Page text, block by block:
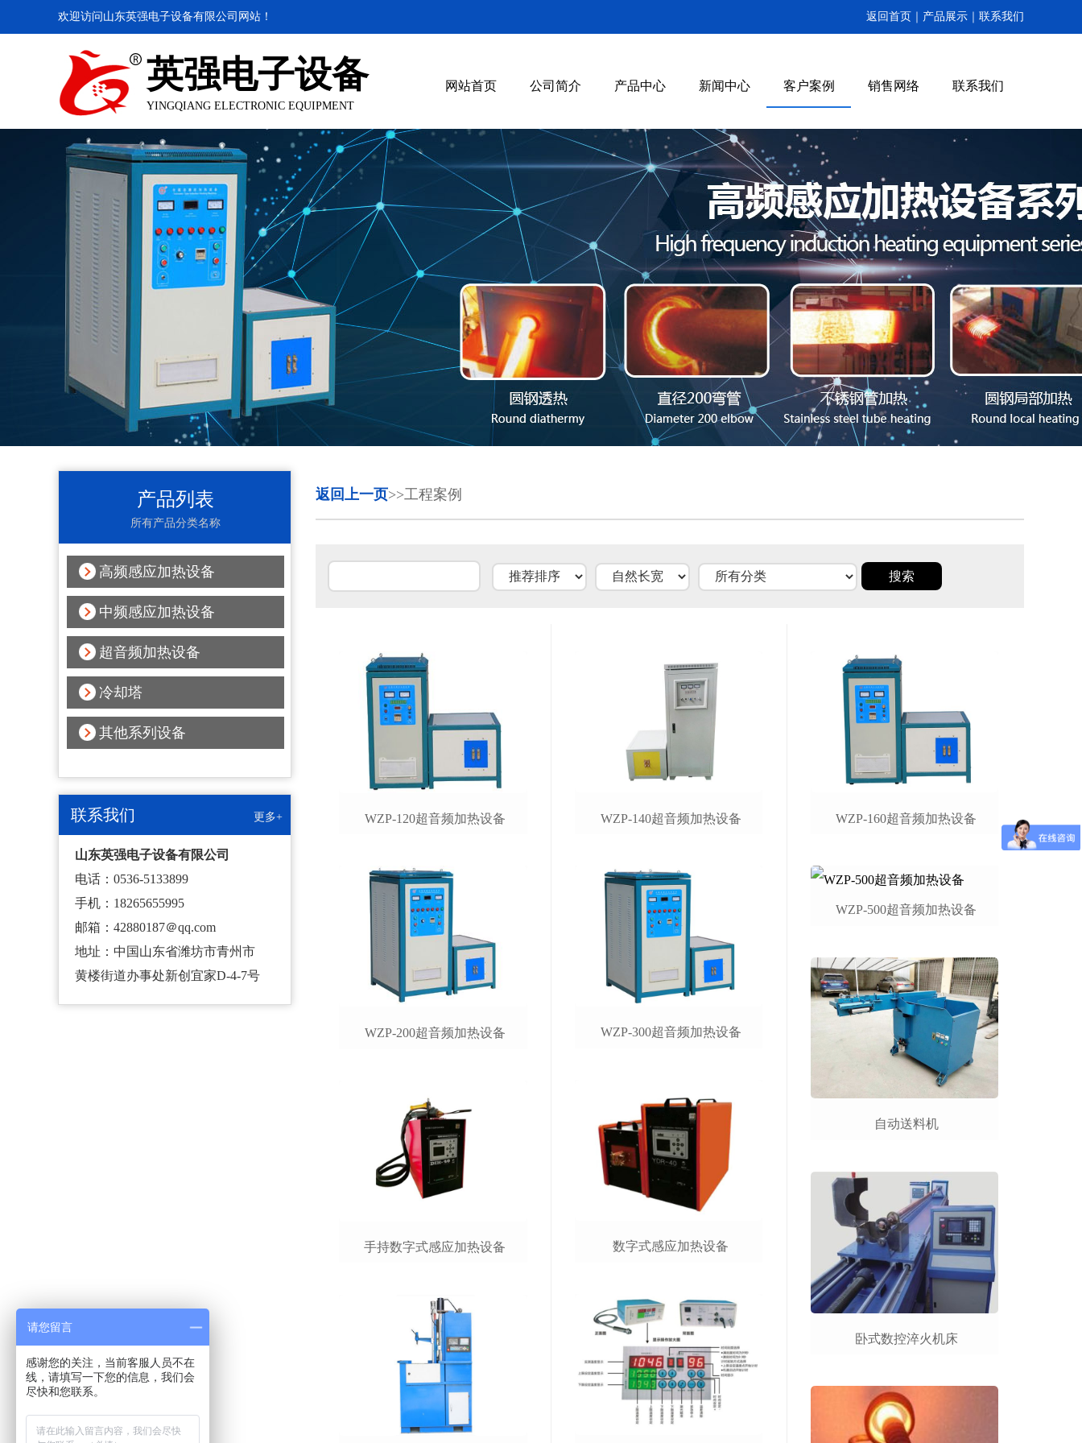
欢迎访问山东英强电子设备有限公司网站！ 联系我们
产品展示｜
返回首页｜
英强电子设备
YINGQIANG ELECTRONIC EQUIPMENT
网站首页 公司简介 产品中心 新闻中心 客户案例 销售网络 联系我们
产品列表
所有产品分类名称
高频感应加热设备
中频感应加热设备
超音频加热设备
冷却塔
其他系列设备
联系我们 更多+
山东英强电子设备有限公司
电话：0536-5133899
手机：18265655995
邮箱：42880187＠qq.com
地址：中国山东省潍坊市青州市
黄楼街道办事处新创宜家D-4-7号
返回上一页>>工程案例
WZP-120超音频加热设备
WZP-200超音频加热设备
手持数字式感应加热设备
WZP-140超音频加热设备
WZP-300超音频加热设备
数字式感应加热设备
WZP-160超音频加热设备
WZP-500超音频加热设备
自动送料机
卧式数控淬火机床
请您留言
感谢您的关注，当前客服人员不在
线，请填写一下您的信息，我们会
尽快和您联系。